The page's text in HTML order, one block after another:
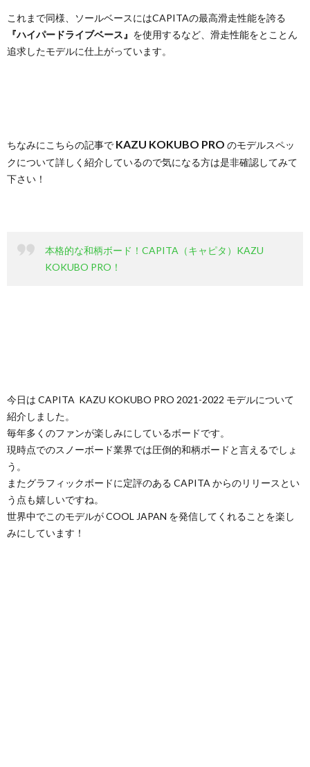
これまで同様、ソールベースにはCAPITAの最高滑走性能を誇る
『ハイパードライブベース』 を使用するなど、滑走性能をとことん
追求したモデルに仕上がっています。
ちなみにこちらの記事で KAZU KOKUBO PRO のモデルスペッ
クについて詳しく紹介しているので気になる方は是非確認してみて
下さい！
本格的な和柄ボード！CAPITA（キャピタ）KAZU
KOKUBO PRO！
今日は CAPITA KAZU KOKUBO PRO 2021-2022 モデルについて
紹介しました。
毎年多くのファンが楽しみにしているボードです。
現時点でのスノーボード業界では圧倒的和柄ボードと言えるでしょ
う。
またグラフィックボードに定評のある CAPITA からのリリースとい
う点も嬉しいですね。
世界中でこのモデルが COOL JAPAN を発信してくれることを楽し
みにしています！